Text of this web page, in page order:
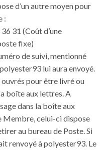
d’un autre moyen pour
:
31 (Coût d’une
fixe)
de suivi, mentionné
lui aura envoyé.
pour être livré ou
boîte aux lettres. A
dans la boîte aux
Membre, celui-ci dispose
au bureau de Poste. Si
renvoyé à polyester93. Le